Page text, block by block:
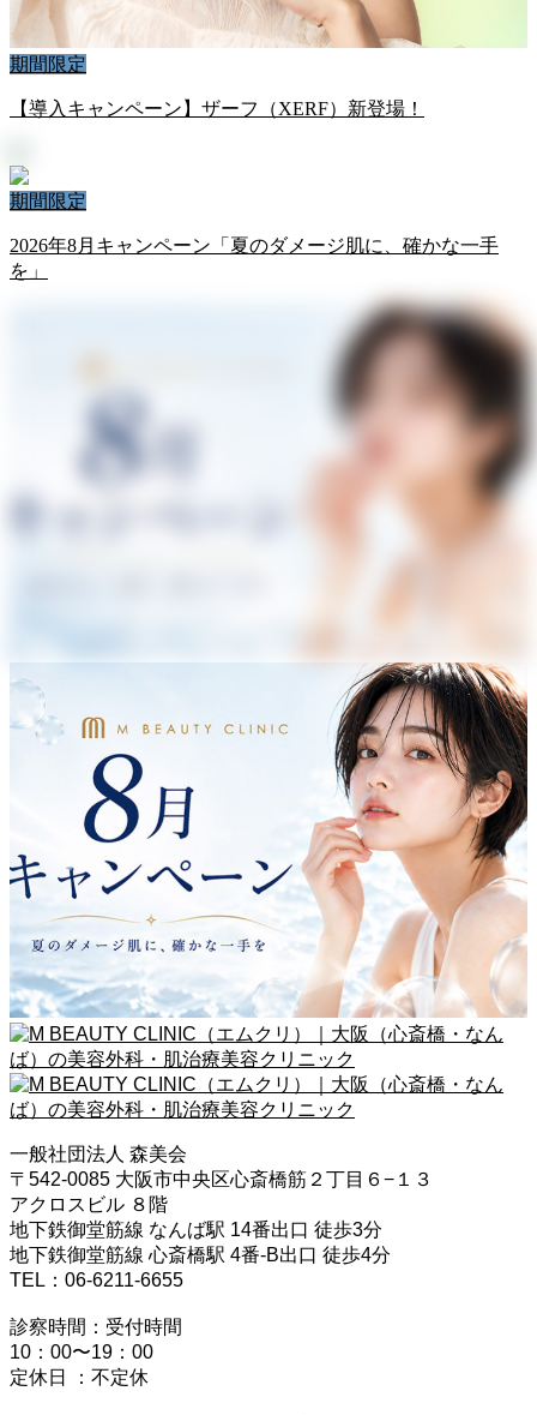
期間限定
【導入キャンペーン】ザーフ（XERF）新登場！
期間限定
2026年8月キャンペーン「夏のダメージ肌に、確かな一手
を」
一般社団法人 森美会
〒542-0085 大阪市中央区心斎橋筋２丁目６−１３
アクロスビル ８階
地下鉄御堂筋線 なんば駅 14番出口 徒歩3分
地下鉄御堂筋線 心斎橋駅 4番-B出口 徒歩4分
TEL：06-6211-6655
診察時間：受付時間
10：00〜19：00
定休日 ：不定休